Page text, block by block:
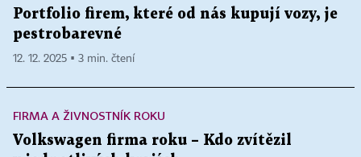
Portfolio firem, které od nás kupují vozy, je
pestrobarevné
12. 12. 2025 ▪ 3 min. čtení
FIRMA A ŽIVNOSTNÍK ROKU
Volkswagen firma roku – Kdo zvítězil